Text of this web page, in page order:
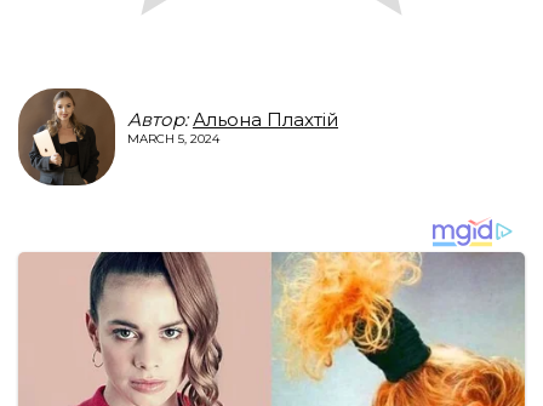
Автор: Альона Плахтій
MARCH 5, 2024